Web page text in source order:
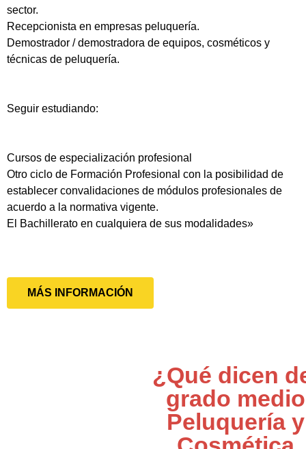
sector.
Recepcionista en empresas peluquería.
Demostrador / demostradora de equipos, cosméticos y
técnicas de peluquería.
Seguir estudiando:
Cursos de especialización profesional
Otro ciclo de Formación Profesional con la posibilidad de
establecer convalidaciones de módulos profesionales de
acuerdo a la normativa vigente.
El Bachillerato en cualquiera de sus modalidades»
MÁS INFORMACIÓN
¿Qué dicen
grado medio
Peluquería y